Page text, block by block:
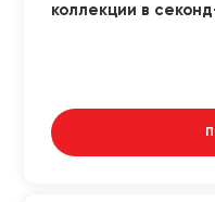
коллекции в